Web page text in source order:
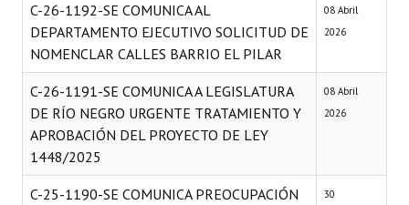
C-26-1192-SE COMUNICA AL
DEPARTAMENTO EJECUTIVO SOLICITUD DE
NOMENCLAR CALLES BARRIO EL PILAR
08 Abril
2026
C-26-1191-SE COMUNICA A LEGISLATURA
DE RÍO NEGRO URGENTE TRATAMIENTO Y
APROBACIÓN DEL PROYECTO DE LEY
1448/2025
08 Abril
2026
C-25-1190-SE COMUNICA PREOCUPACIÓN
30